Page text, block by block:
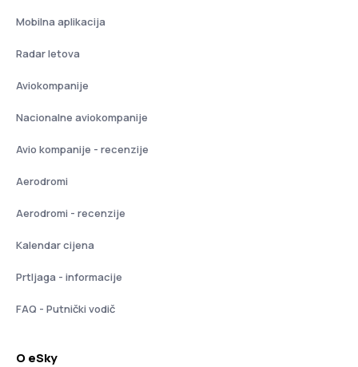
Mobilna aplikacija
Radar letova
Aviokompanije
Nacionalne aviokompanije
Avio kompanije - recenzije
Aerodromi
Aerodromi - recenzije
Kalendar cijena
Prtljaga - informacije
FAQ - Putnički vodič
O eSky